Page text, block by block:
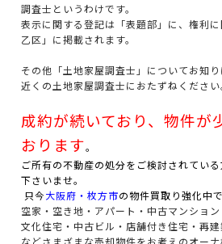
調査士というわけです。
表示に関する登記は「表題部」に、権利に
乙区」に掲載されます。
その他「土地家屋調査士」についてお知
近くの土地家屋調査士におたずねください
成約が続いており、物件が
おります。
ご所有の不動産の処分をご検討されてい
下さいませ。
只今大阪府・枚方市の物件買取り強化中
空家・空き地・アパート・中古マンショ
文化住宅・中古ビル・店舗付き住宅・再
などさまざまな売却物件をお考えのオーナ